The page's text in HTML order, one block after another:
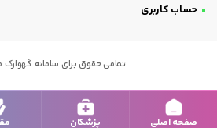
صفحه اصلی پزشکان
حساب کاربری
تمامی حقوق برای سامانه